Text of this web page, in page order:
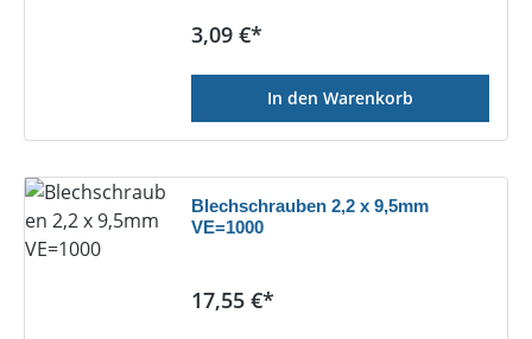
Regulärer Preis:
3,09 €*
In den Warenkorb
Blechschrauben 2,2 x 9,5mm
VE=1000
Regulärer Preis:
17,55 €*